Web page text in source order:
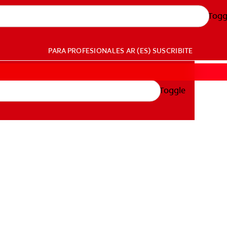
PARA PROFESIONALES AR (ES) SUSCRIBITE
Toggle